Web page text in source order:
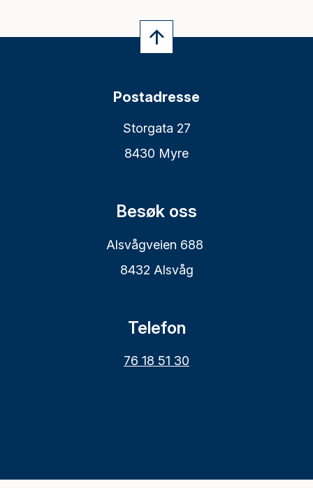
Postadresse
Storgata 27
8430 Myre
Besøk oss
Alsvågveien 688
8432 Alsvåg
Telefon
76 18 51 30